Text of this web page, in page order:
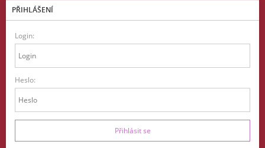
PŘIHLÁŠENÍ
Login:
Heslo: